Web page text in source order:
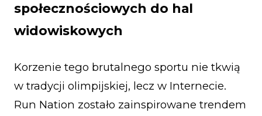
społecznościowych do hal
widowiskowych
Korzenie tego brutalnego sportu nie tkwią
w tradycji olimpijskiej, lecz w Internecie.
Run Nation zostało zainspirowane trendem